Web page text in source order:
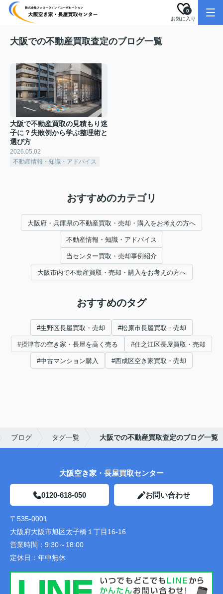
お気に入り
0
大阪での不動産買取査定のブログ一覧
大阪で不動産買取の見積もり迷
子に？失敗例から学ぶ整理術と
選び方
2026.05.02
不動産情報・知識・アドバイス
おすすめのカテゴリ
大阪府・兵庫県の不動産買取・売却・購入をお考えの方へ
不動産情報・知識・アドバイス
当センター買取・売却事例紹介
大阪市内で不動産買取・売却・購入をお考えの方へ
おすすめのタグ
#生野区長屋買取・売却 #松原市長屋買取・売却
#摂津市の空き家・長屋を高く売る #住之江区長屋買取・売却
#中古マンション購入 #西成区空き家買取・売却
ブログ タグ一覧 大阪での不動産買取査定のブログ一覧
大阪空き家・長屋買取センター
0120-618-050 お問い合わせ
〒535-0001
大阪府大阪市旭区太子橋１丁目16-16
営業時間： 9:30～18:00
定休日： 年中無休